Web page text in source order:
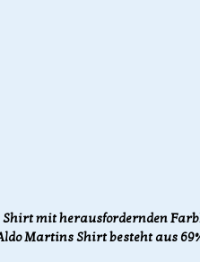
mit herausfordernden
Martins Shirt besteht aus